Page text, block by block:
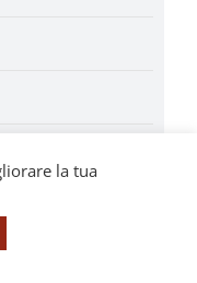
la tua